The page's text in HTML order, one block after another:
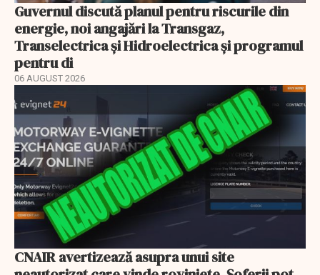
Guvernul discută planul pentru riscurile din
energie, noi angajări la Transgaz,
Transelectrica și Hidroelectrica și programul
pentru di
06 AUGUST 2026
CNAIR avertizează asupra unui site